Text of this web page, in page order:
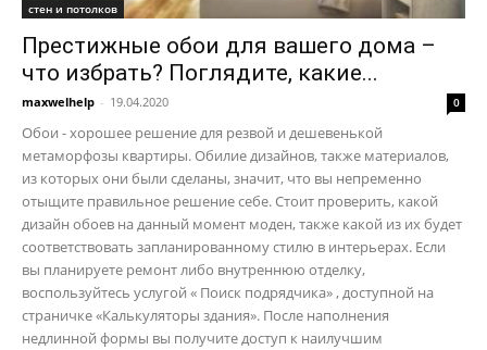
стен и потолков
Престижные обои для вашего дома –
что избрать? Поглядите, какие...
maxwelhelp - 19.04.2020 0
Обои - хорошее решение для резвой и дешевенькой
метаморфозы квартиры. Обилие дизайнов, также материалов,
из которых они были сделаны, значит, что вы непременно
отыщите правильное решение себе. Стоит проверить, какой
дизайн обоев на данный момент моден, также какой из их будет
соответствовать запланированному стилю в интерьерах. Если
вы планируете ремонт либо внутреннюю отделку,
воспользуйтесь услугой « Поиск подрядчика» , доступной на
страничке «Калькуляторы здания». После наполнения
недлинной формы вы получите доступ к наилучшим